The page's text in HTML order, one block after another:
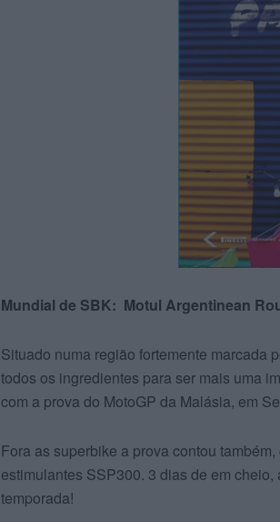
Mundial de SBK: Motul Argentinean
Situado numa região fortemente marcada
todos os ingredientes para ser mais uma
com a prova do MotoGP da Malásia, em
Fora as superbike a prova contou
estimulantes SSP300. 3 dias de em
temporada!